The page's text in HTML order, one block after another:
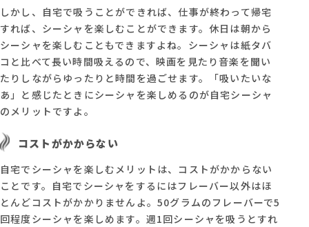
しかし、自宅で吸うことができれば、仕事が終わって帰宅
すれば、シーシャを楽しむことができます。休日は朝から
シーシャを楽しむこともできますよね。シーシャは紙タバ
コと比べて長い時間吸えるので、映画を見たり音楽を聞い
たりしながらゆったりと時間を過ごせます。「吸いたいな
あ」と感じたときにシーシャを楽しめるのが自宅シーシャ
のメリットですよ。
コストがかからない
自宅でシーシャを楽しむメリットは、コストがかからない
ことです。自宅でシーシャをするにはフレーバー以外はほ
とんどコストがかかりませんよ。50グラムのフレーバーで5
回程度シーシャを楽しめます。週1回シーシャを吸うとすれ